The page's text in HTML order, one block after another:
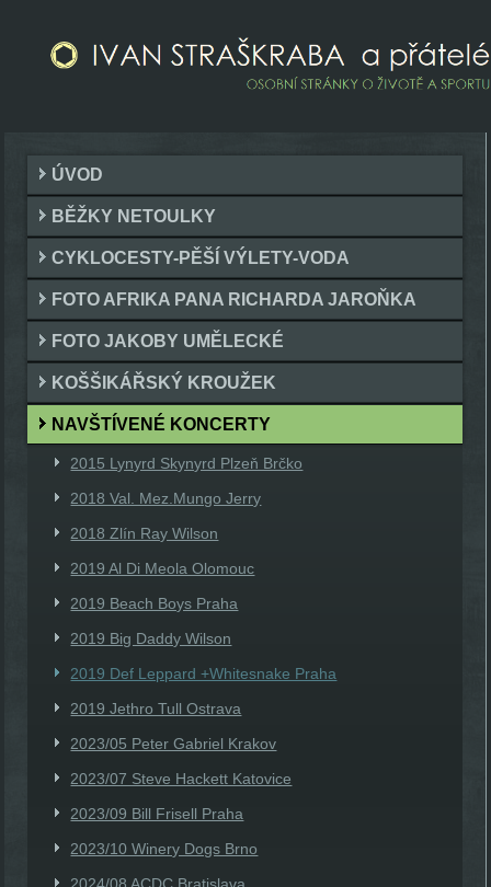
ÚVOD
BĚŽKY NETOULKY
CYKLOCESTY-PĚŠÍ VÝLETY-VODA
FOTO AFRIKA PANA RICHARDA JAROŇKA
FOTO JAKOBY UMĚLECKÉ
KOŠŠIKÁŘSKÝ KROUŽEK
NAVŠTÍVENÉ KONCERTY
2015 Lynyrd Skynyrd Plzeň Brčko
2018 Val. Mez.Mungo Jerry
2018 Zlín Ray Wilson
2019 Al Di Meola Olomouc
2019 Beach Boys Praha
2019 Big Daddy Wilson
2019 Def Leppard +Whitesnake Praha
2019 Jethro Tull Ostrava
2023/05 Peter Gabriel Krakov
2023/07 Steve Hackett Katovice
2023/09 Bill Frisell Praha
2023/10 Winery Dogs Brno